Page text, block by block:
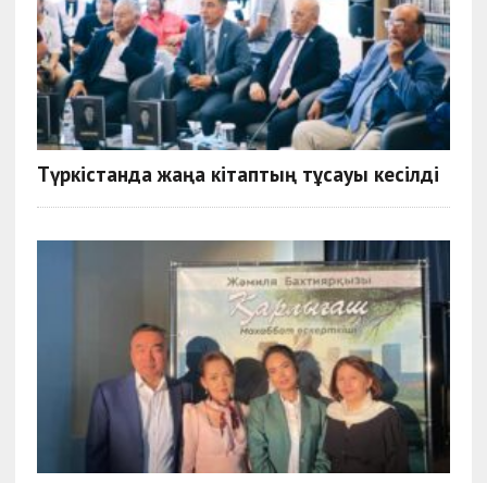
Түркістанда жаңа кітаптың тұсауы кесілді